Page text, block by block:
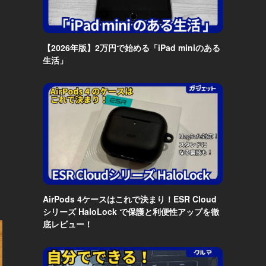
【2026年版】2万円で始める「iPad miniのある
生活」
AirPods 4ケースはこれで決まり！ESR Cloud
シリーズ HaloLock で保護と利便性アップを徹
底レビュー！